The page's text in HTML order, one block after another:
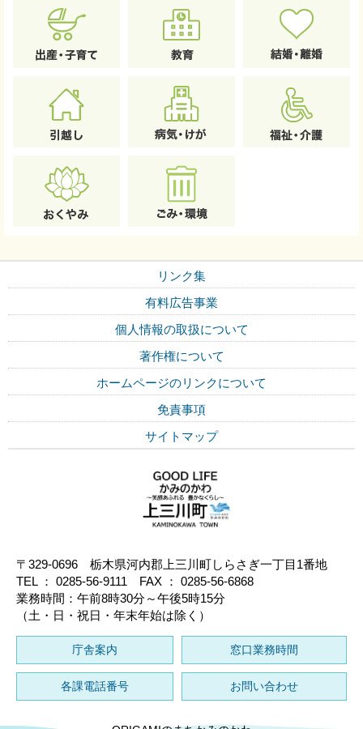
リンク集
有料広告事業
個人情報の取扱について
著作権について
ホームページのリンクについて
免責事項
サイトマップ
〒329-0696 栃木県河内郡上三川町しらさぎ一丁目1番地
TEL ： 0285-56-9111 FAX ： 0285-56-6868
業務時間：午前8時30分～午後5時15分
（土・日・祝日・年末年始は除く）
庁舎案内 窓口業務時間
各課電話番号 お問い合わせ